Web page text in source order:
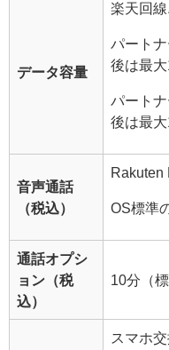
データ容量
楽天回
パート
後は最
パート
後は最
音声通話
（税込）
Rakuten
OS標準
通話オプシ
ョン（税
込）
10分（
スマホ